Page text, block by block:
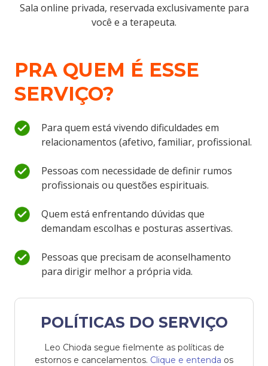
Sala online privada, reservada exclusivamente para
você e a terapeuta.
PRA QUEM É ESSE
SERVIÇO?
Para quem está vivendo dificuldades em
relacionamentos (afetivo, familiar, profissional.
Pessoas com necessidade de definir rumos
profissionais ou questões espirituais.
Quem está enfrentando dúvidas que
demandam escolhas e posturas assertivas.
Pessoas que precisam de aconselhamento
para dirigir melhor a própria vida.
POLÍTICAS DO SERVIÇO
Leo Chioda segue fielmente as políticas de
estornos e cancelamentos. Clique e entenda os